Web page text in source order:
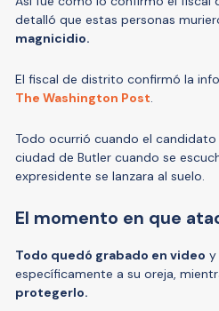
detalló que estas personas
magnicidio.
El fiscal de distrito confirmó la
The Washington Post.
Todo ocurrió cuando el
ciudad de Butler cuando se
expresidente se lanzara al suelo.
El momento en que
Todo quedó grabado en video y
específicamente a su oreja,
protegerlo.